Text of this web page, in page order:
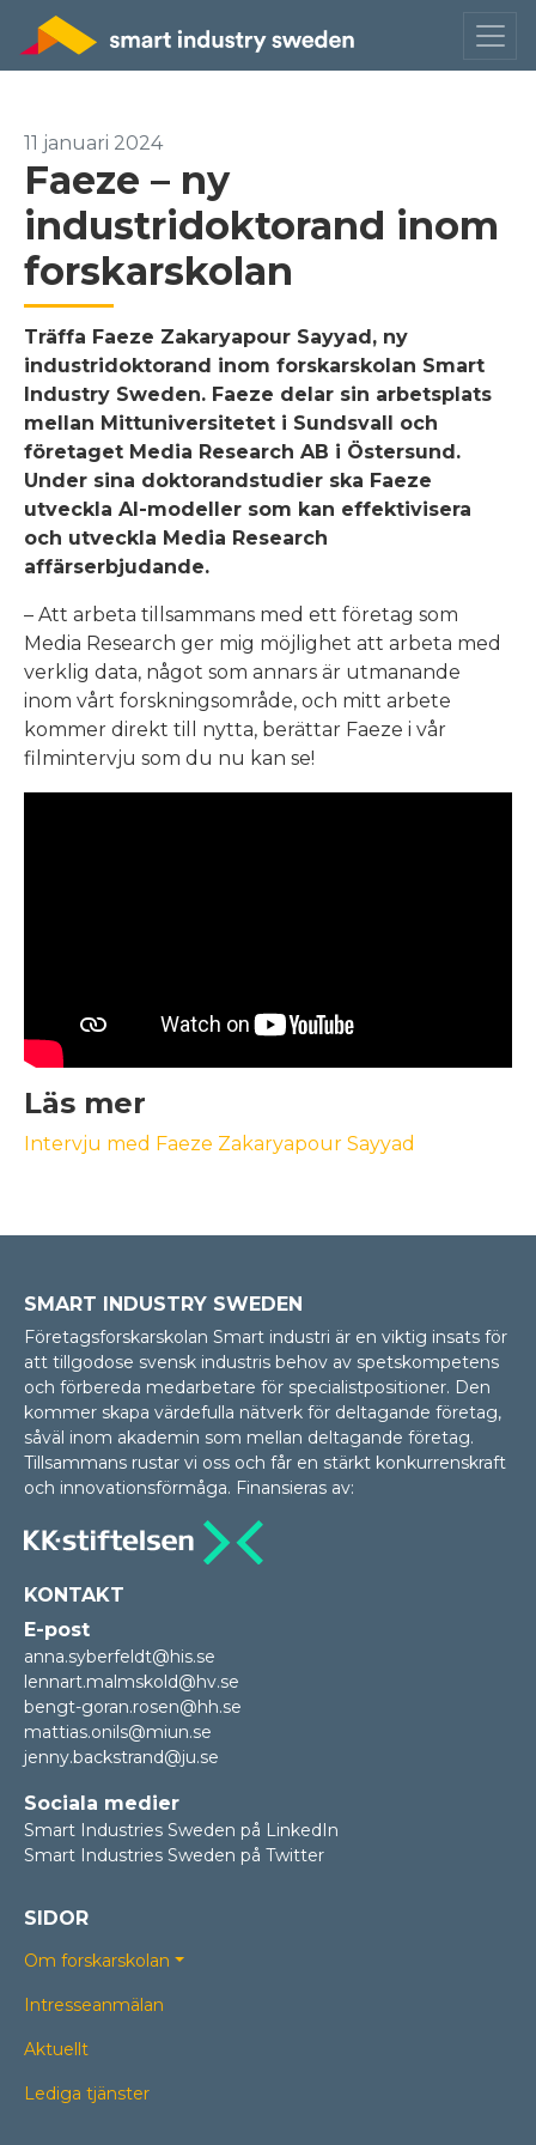
11 januari 2024
Faeze – ny
industridoktorand inom
forskarskolan
Träffa Faeze Zakaryapour Sayyad, ny
industridoktorand inom forskarskolan Smart
Industry Sweden. Faeze delar sin arbetsplats
mellan Mittuniversitetet i Sundsvall och
företaget Media Research AB i Östersund.
Under sina doktorandstudier ska Faeze
utveckla AI-modeller som kan effektivisera
och utveckla Media Research
affärserbjudande.
– Att arbeta tillsammans med ett företag som
Media Research ger mig möjlighet att arbeta med
verklig data, något som annars är utmanande
inom vårt forskningsområde, och mitt arbete
kommer direkt till nytta, berättar Faeze i vår
filmintervju som du nu kan se!
Läs mer
Intervju med Faeze Zakaryapour Sayyad
SMART INDUSTRY SWEDEN
Företagsforskarskolan Smart industri är en viktig insats för
att tillgodose svensk industris behov av spetskompetens
och förbereda medarbetare för specialistpositioner. Den
kommer skapa värdefulla nätverk för deltagande företag,
såväl inom akademin som mellan delta­gan­de företag.
Tillsammans rustar vi oss och får en stärkt konkurrenskraft
och innovationsförmåga. Finansieras av:
KONTAKT
E-post
anna.syberfeldt@his.se
lennart.malmskold@hv.se
bengt-goran.rosen@hh.se
mattias.onils@miun.se
jenny.backstrand@ju.se
Sociala medier
Smart Industries Sweden på LinkedIn
Smart Industries Sweden på Twitter
SIDOR
Om forskarskolan
Intresseanmälan
Aktuellt
Lediga tjänster